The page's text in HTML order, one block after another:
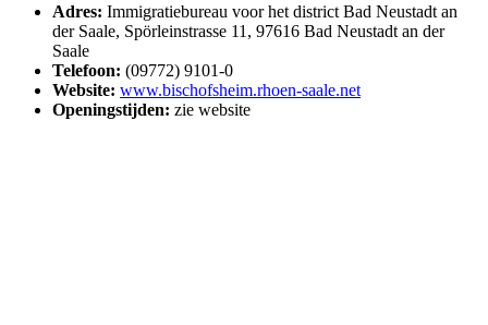
Adres: Immigratiebureau voor het district Bad Neustadt an
der Saale, Spörleinstrasse 11, 97616 Bad Neustadt an der
Saale
Telefoon: (09772) 9101-0
Website: www.bischofsheim.rhoen-saale.net
Openingstijden: zie website